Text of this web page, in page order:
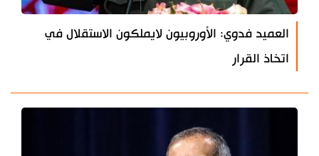
العميد فدوي: الأوروبيون لايملكون الاستقلال في
اتخاذ القرار